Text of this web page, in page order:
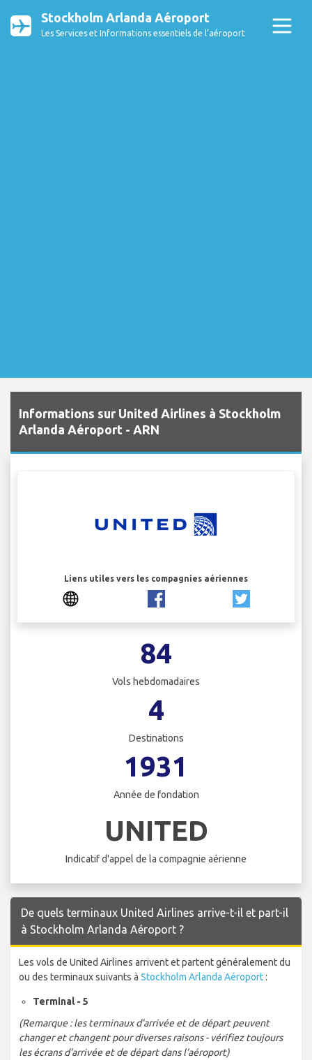
Stockholm Arlanda Aéroport
Les Services et Informations essentiels de l’aéroport
Informations sur United Airlines à Stockholm
Arlanda Aéroport - ARN
Liens utiles vers les compagnies aériennes
84
Vols hebdomadaires
4
Destinations
1931
Année de fondation
UNITED
Indicatif d'appel de la compagnie aérienne
De quels terminaux United Airlines arrive-t-il et part-il
à Stockholm Arlanda Aéroport ?
Les vols de United Airlines arrivent et partent généralement du
ou des terminaux suivants à Stockholm Arlanda Aéroport:
Terminal - 5
(Remarque : les terminaux d'arrivée et de départ peuvent
changer et changent pour diverses raisons - vérifiez toujours
les écrans d'arrivée et de départ dans l'aéroport)